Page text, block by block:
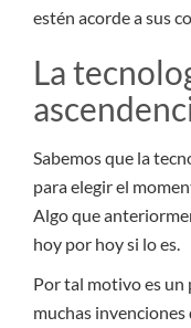
estén acorde a sus
La
Sabemos que la
para elegir el
Algo que
hoy por hoy si lo es.
Por tal motivo es
muchas invenciones